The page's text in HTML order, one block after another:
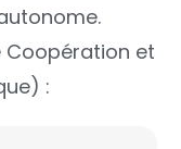
Coopération et
: